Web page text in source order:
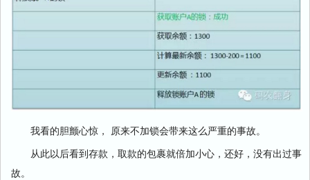
我看的胆颤心惊， 原来不加锁会带来这么严重的事故。
从此以后看到存款，取款的包裹就倍加小心，还好，没有出过事
故。